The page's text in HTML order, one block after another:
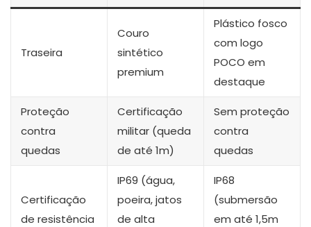
Traseira
Couro
sintético
premium
Plástico fosco
com logo
POCO em
destaque
Proteção
contra
quedas
Certificação
militar (queda
de até 1m)
Sem proteção
contra
quedas
Certificação
de resistência
IP69 (água,
poeira, jatos
de alta
IP68
(submersão
em até 1,5m